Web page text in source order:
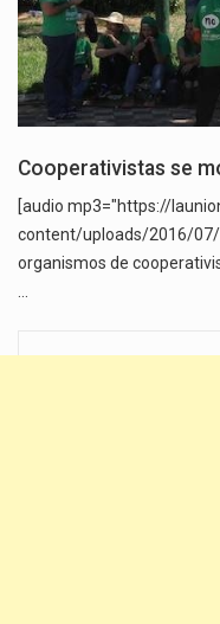
Cooperativistas se
[audio mp3="https://
content/uploads/2016/07/
organismos de